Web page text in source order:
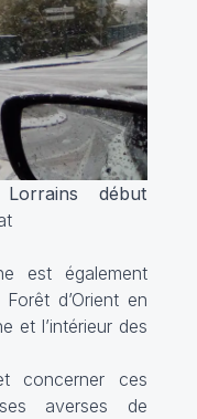
début
est également
d’Orient en
et l’intérieur des
concerner ces
averses de